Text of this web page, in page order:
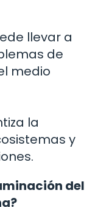
llevar a
de
medio
la
y
del